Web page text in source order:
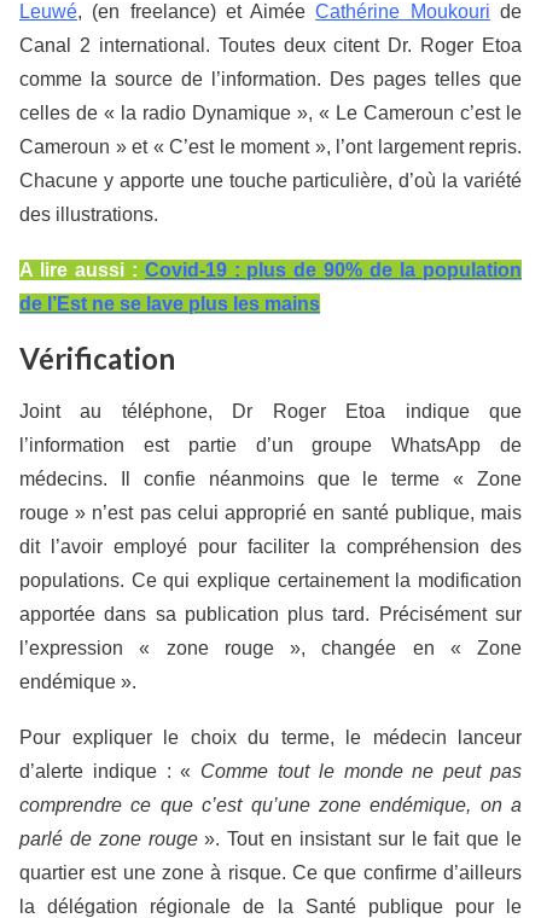
Leuwé, (en freelance) et AiméeCathérine Moukouri de
Canal 2 international. Toutes deux citent Dr. Roger Etoa
comme la source de l’information. Des pages telles que
celles de « la radio Dynamique », « Le Cameroun c’est le
Cameroun » et « C’est le moment », l’ont largement repris.
Chacune y apporte une touche particulière, d’où la variété
des illustrations.
A lire aussi : Covid-19 : plus de 90% de la population
de l’Est ne se lave plus les mains
Vérification
Joint au téléphone, Dr Roger Etoa indique que
l’information est partie d’un groupe WhatsApp de
médecins. Il confie néanmoins que le terme « Zone
rouge » n’est pas celui approprié en santé publique, mais
dit l’avoir employé pour faciliter la compréhension des
populations. Ce qui explique certainement la modification
apportée dans sa publication plus tard. Précisément sur
l’expression « zone rouge », changée en « Zone
endémique ».
Pour expliquer le choix du terme, le médecin lanceur
d’alerte indique : « Comme tout le monde ne peut pas
comprendre ce que c’est qu’une zone endémique, on a
parlé de zone rouge». Tout en insistant sur le fait que le
quartier est une zone à risque. Ce que confirme d’ailleurs
la délégation régionale de la Santé publique pour le